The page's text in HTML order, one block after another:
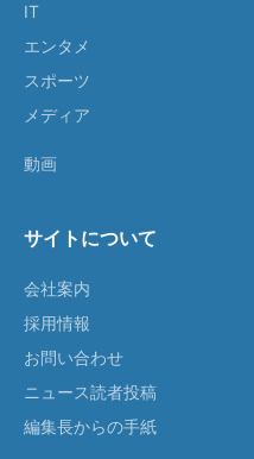
IT
エンタメ
スポーツ
メディア
動画
サイトについて
会社案内
採用情報
お問い合わせ
ニュース読者投稿
編集長からの手紙